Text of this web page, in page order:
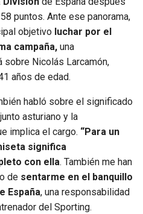
puntos. Ante ese panorama,
objetivo luchar por el
campaña, una
sobre Nicolás Larcamón,
años de edad.
habló sobre el significado
asturiano y la
implica el cargo. “Para un
significa
con ella. También me han
de sentarme en el banquillo
España, una responsabilidad
del Sporting.